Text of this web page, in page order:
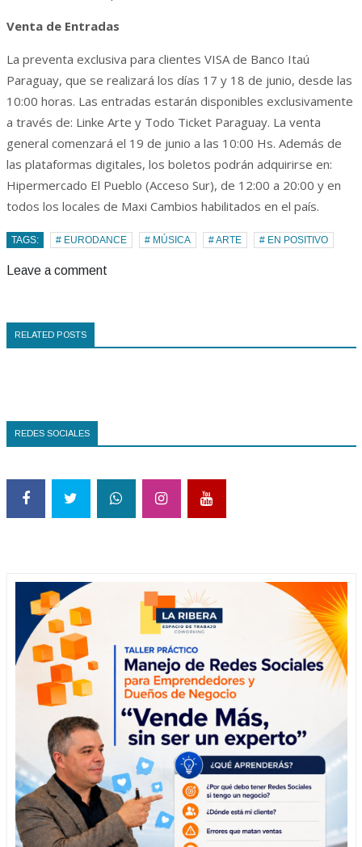
Venta de Entradas
La preventa exclusiva para clientes VISA de Banco Itaú
Paraguay, que se realizará los días 17 y 18 de junio, desde las
10:00 horas. Las entradas estarán disponibles exclusivamente
a través de: Linke Arte y Todo Ticket Paraguay. La venta
general comenzará el 19 de junio a las 10:00 Hs. Además de
las plataformas digitales, los boletos podrán adquirirse en:
Hipermercado El Pueblo (Acceso Sur), de 12:00 a 20:00 y en
todos los locales de Maxi Cambios habilitados en el país.
TAGS: # EURODANCE # MÚSICA # ARTE # EN POSITIVO
Leave a comment
RELATED POSTS
REDES SOCIALES